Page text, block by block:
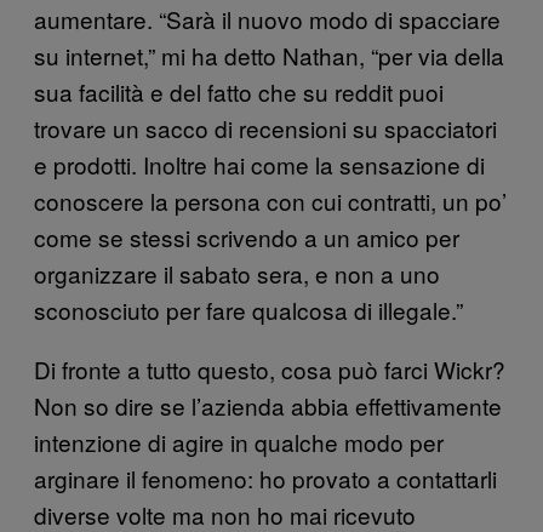
aumentare. “Sarà il nuovo modo di spacciare
su internet,” mi ha detto Nathan, “per via della
sua facilità e del fatto che su reddit puoi
trovare un sacco di recensioni su spacciatori
e prodotti. Inoltre hai come la sensazione di
conoscere la persona con cui contratti, un po’
come se stessi scrivendo a un amico per
organizzare il sabato sera, e non a uno
sconosciuto per fare qualcosa di illegale.”
Di fronte a tutto questo, cosa può farci Wickr?
Non so dire se l’azienda abbia effettivamente
intenzione di agire in qualche modo per
arginare il fenomeno: ho provato a contattarli
diverse volte ma non ho mai ricevuto